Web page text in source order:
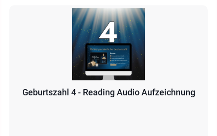
Geburtszahl 4 - Reading Audio Aufzeichnung